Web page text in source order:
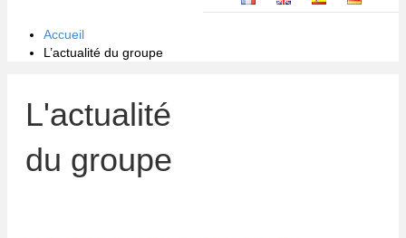
Accueil
L’actualité du groupe
L'actualité
du groupe